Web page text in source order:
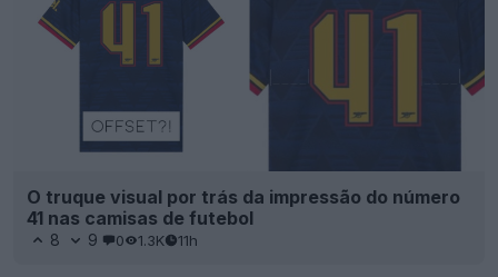
O truque visual por trás da impressão do número
41 nas camisas de futebol
8 9 0 1.3K 11h